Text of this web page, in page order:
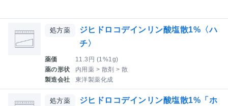
処方薬
ジヒドロコデインリン酸塩散1%〈ハ
チ〉
薬価
11.3円 (1%1g)
薬の形状
内用薬 > 散剤 > 散
製造会社
東洋製薬化成
処方薬
ジヒドロコデインリン酸塩散1%「ホ